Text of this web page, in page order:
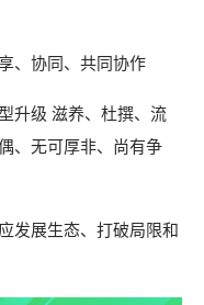
、协同、共同协作
升级 滋养、杜撰、流
、无可厚非、尚有争
发展生态、打破局限和